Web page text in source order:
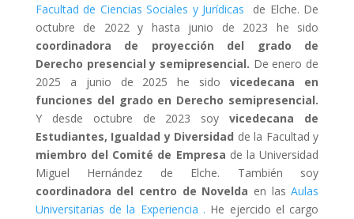
Facultad de Ciencias Sociales y Jurídicas
de Elche. De
octubre de 2022 y hasta junio de 2023 he sido
coordinadora de proyección del grado de
Derecho presencial y semipresencial. De enero de
2025 a junio de 2025 he sidovicedecana en
funciones del grado en Derecho semipresencial.
Y desde octubre de 2023 soyvicedecana de
Estudiantes, Igualdad y Diversidad de la Facultad y
miembro del Comité de Empresa de la Universidad
Miguel Hernández de Elche. También soy
coordinadora del centro de Novelda en lasAulas
Universitarias de la Experiencia . He ejercido el cargo